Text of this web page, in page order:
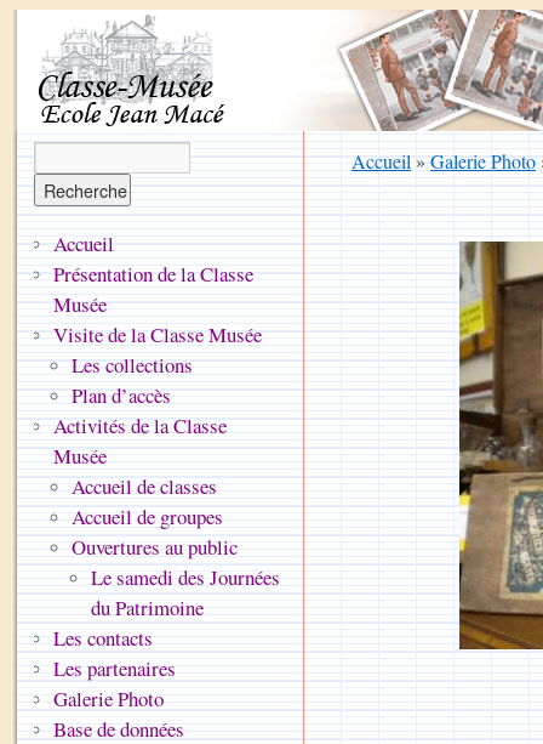
Accueil»Galerie Photo
Accueil
Présentation de la Classe
Musée
Visite de la Classe Musée
Les collections
Plan d’accès
Activités de la Classe
Musée
Accueil de classes
Accueil de groupes
Ouvertures au public
Le samedi des Journées
du Patrimoine
Les contacts
Les partenaires
Galerie Photo
Base de données